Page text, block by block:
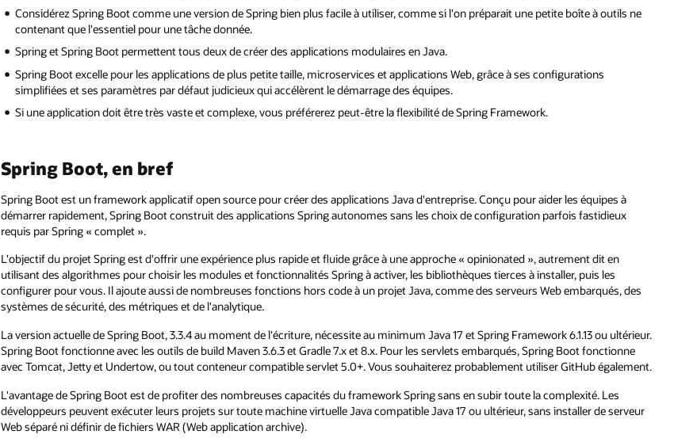
Considérez Spring Boot comme une version de Spring bien plus facile à utiliser, comme si l'on préparait une petite boîte à outils ne
contenant que l'essentiel pour une tâche donnée.
Spring et Spring Boot permettent tous deux de créer des applications modulaires en Java.
Spring Boot excelle pour les applications de plus petite taille, microservices et applications Web, grâce à ses configurations
simplifiées et ses paramètres par défaut judicieux qui accélèrent le démarrage des équipes.
Si une application doit être très vaste et complexe, vous préférerez peut-être la flexibilité de Spring Framework.
Spring Boot, en bref
Spring Boot est un framework applicatif open source pour créer des applications Java d'entreprise. Conçu pour aider les équipes à
démarrer rapidement, Spring Boot construit des applications Spring autonomes sans les choix de configuration parfois fastidieux
requis par Spring « complet ».
L'objectif du projet Spring est d'offrir une expérience plus rapide et fluide grâce à une approche « opinionated », autrement dit en
utilisant des algorithmes pour choisir les modules et fonctionnalités Spring à activer, les bibliothèques tierces à installer, puis les
configurer pour vous. Il ajoute aussi de nombreuses fonctions hors code à un projet Java, comme des serveurs Web embarqués, des
systèmes de sécurité, des métriques et de l'analytique.
La version actuelle de Spring Boot, 3.3.4 au moment de l'écriture, nécessite au minimum Java 17 et Spring Framework 6.1.13 ou ultérieur.
Spring Boot fonctionne avec les outils de build Maven 3.6.3 et Gradle 7.x et 8.x. Pour les servlets embarqués, Spring Boot fonctionne
avec Tomcat, Jetty et Undertow, ou tout conteneur compatible servlet 5.0+. Vous souhaiterez probablement utiliser GitHub également.
L'avantage de Spring Boot est de profiter des nombreuses capacités du framework Spring sans en subir toute la complexité. Les
développeurs peuvent exécuter leurs projets sur toute machine virtuelle Java compatible Java 17 ou ultérieur, sans installer de serveur
Web séparé ni définir de fichiers WAR (Web application archive).